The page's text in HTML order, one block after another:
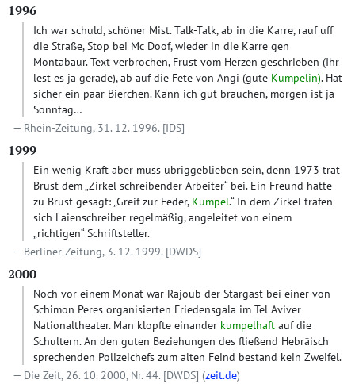
1996
Ich war schuld, schöner Mist. Talk-Talk, ab in die Karre, rauf uff
die Straße, Stop bei Mc Doof, wieder in die Karre gen
Montabaur. Text verbrochen, Frust vom Herzen geschrieben (Ihr
lest es ja gerade), ab auf die Fete von Angi (gute Kumpelin). Hat
sicher ein paar Bierchen. Kann ich gut brauchen, morgen ist ja
Sonntag…
Rhein-Zeitung, 31. 12. 1996. [IDS]
1999
Ein wenig Kraft aber muss übriggeblieben sein, denn 1973 trat
Brust dem „Zirkel schreibender Arbeiter“ bei. Ein Freund hatte
zu Brust gesagt: „Greif zur Feder, Kumpel.“ In dem Zirkel trafen
sich Laienschreiber regelmäßig, angeleitet von einem
„richtigen“ Schriftsteller.
Berliner Zeitung, 3. 12. 1999. [DWDS]
2000
Noch vor einem Monat war Rajoub der Stargast bei einer von
Schimon Peres organisierten Friedensgala im Tel Aviver
Nationaltheater. Man klopfte einander kumpelhaft auf die
Schultern. An den guten Beziehungen des fließend Hebräisch
sprechenden Polizeichefs zum alten Feind bestand kein Zweifel.
Die Zeit, 26. 10. 2000, Nr. 44. [DWDS] (zeit.de)